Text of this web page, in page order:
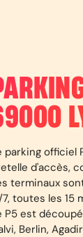
parking officiel
d'accès,
terminaux
toutes les 15
P5 est
Berlin,